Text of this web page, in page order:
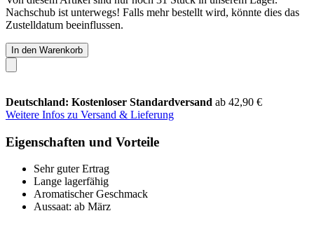
Nachschub ist unterwegs! Falls mehr bestellt wird, könnte dies das
Zustelldatum beeinflussen.
In den Warenkorb
Deutschland: Kostenloser Standardversand ab 42,90 €
Weitere Infos zu Versand & Lieferung
Eigenschaften und Vorteile
Sehr guter Ertrag
Lange lagerfähig
Aromatischer Geschmack
Aussaat: ab März